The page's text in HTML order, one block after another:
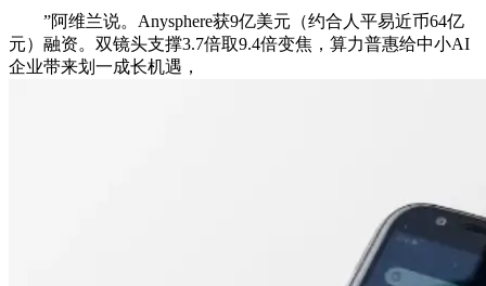
”阿维兰说。Anysphere获9亿美元（约合人平易近币64亿
元）融资。双镜头支撑3.7倍取9.4倍变焦，算力普惠给中小AI
企业带来划一成长机遇，